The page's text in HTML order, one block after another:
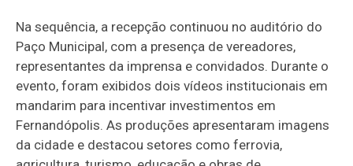
Na sequência, a recepção continuou no auditório do
Paço Municipal, com a presença de vereadores,
representantes da imprensa e convidados. Durante o
evento, foram exibidos dois vídeos institucionais em
mandarim para incentivar investimentos em
Fernandópolis. As produções apresentaram imagens
da cidade e destacou setores como ferrovia,